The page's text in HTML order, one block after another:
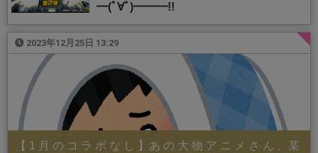
━(ﾟ∀ﾟ)━━━!!
2023年12月25日 13:29
【 1 月 の コ ラ ボ な し 】あ の 大 物 ア ニ メ さ ん 、某